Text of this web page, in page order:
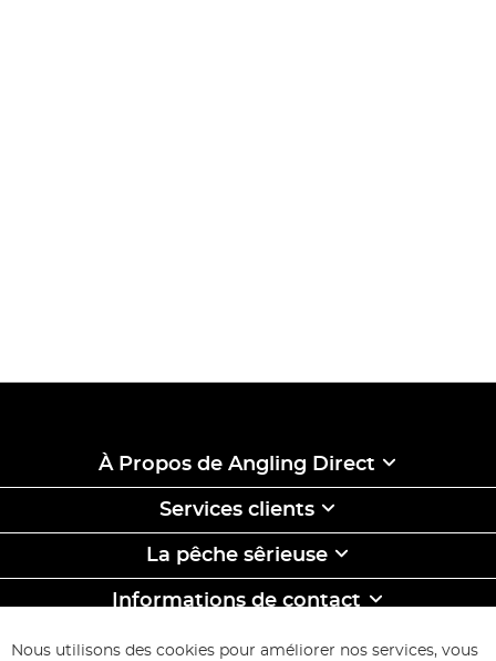
À Propos de Angling Direct
Services clients
La pêche sêrieuse
Informations de contact
ABONNEZ-VOUS & ECONOMISEZ
Nous utilisons des cookies pour améliorer nos services, vous